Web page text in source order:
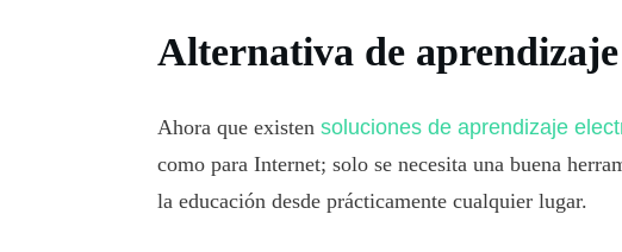
Alternativa de aprendizaje
Ahora que existen soluciones de aprendizaje
como para Internet; solo se necesita una buena
la educación desde prácticamente cualquier lugar.